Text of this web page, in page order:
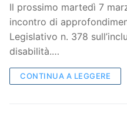
Il prossimo martedì 7
incontro di
Legislativo n. 378
disabilità.…
CONTINUA A LEGGERE